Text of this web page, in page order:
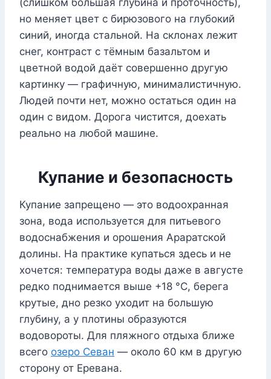
(слишком большая глубина и проточность),
но меняет цвет с бирюзового на глубокий
синий, иногда стальной. На склонах лежит
снег, контраст с тёмным базальтом и
цветной водой даёт совершенно другую
картинку — графичную, минималистичную.
Людей почти нет, можно остаться один на
один с видом. Дорога чистится, доехать
реально на любой машине.
Купание и безопасность
Купание запрещено — это водоохранная
зона, вода используется для питьевого
водоснабжения и орошения Араратской
долины. На практике купаться здесь и не
хочется: температура воды даже в августе
редко поднимается выше +18 °C, берега
крутые, дно резко уходит на большую
глубину, а у плотины образуются
водовороты. Для пляжного отдыха ближе
всего озеро Севан — около 60 км в другую
сторону от Еревана.